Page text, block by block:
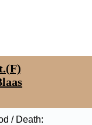
/ Death: